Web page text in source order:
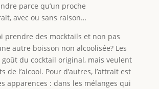
parce qu’un proche
avec ou sans raison…
prendre des mocktails et non pas
autre boisson non alcoolisée? Les
du cocktail original, mais veulent
de l’alcool. Pour d’autres, l’attrait est
apparences : dans les mélanges qui